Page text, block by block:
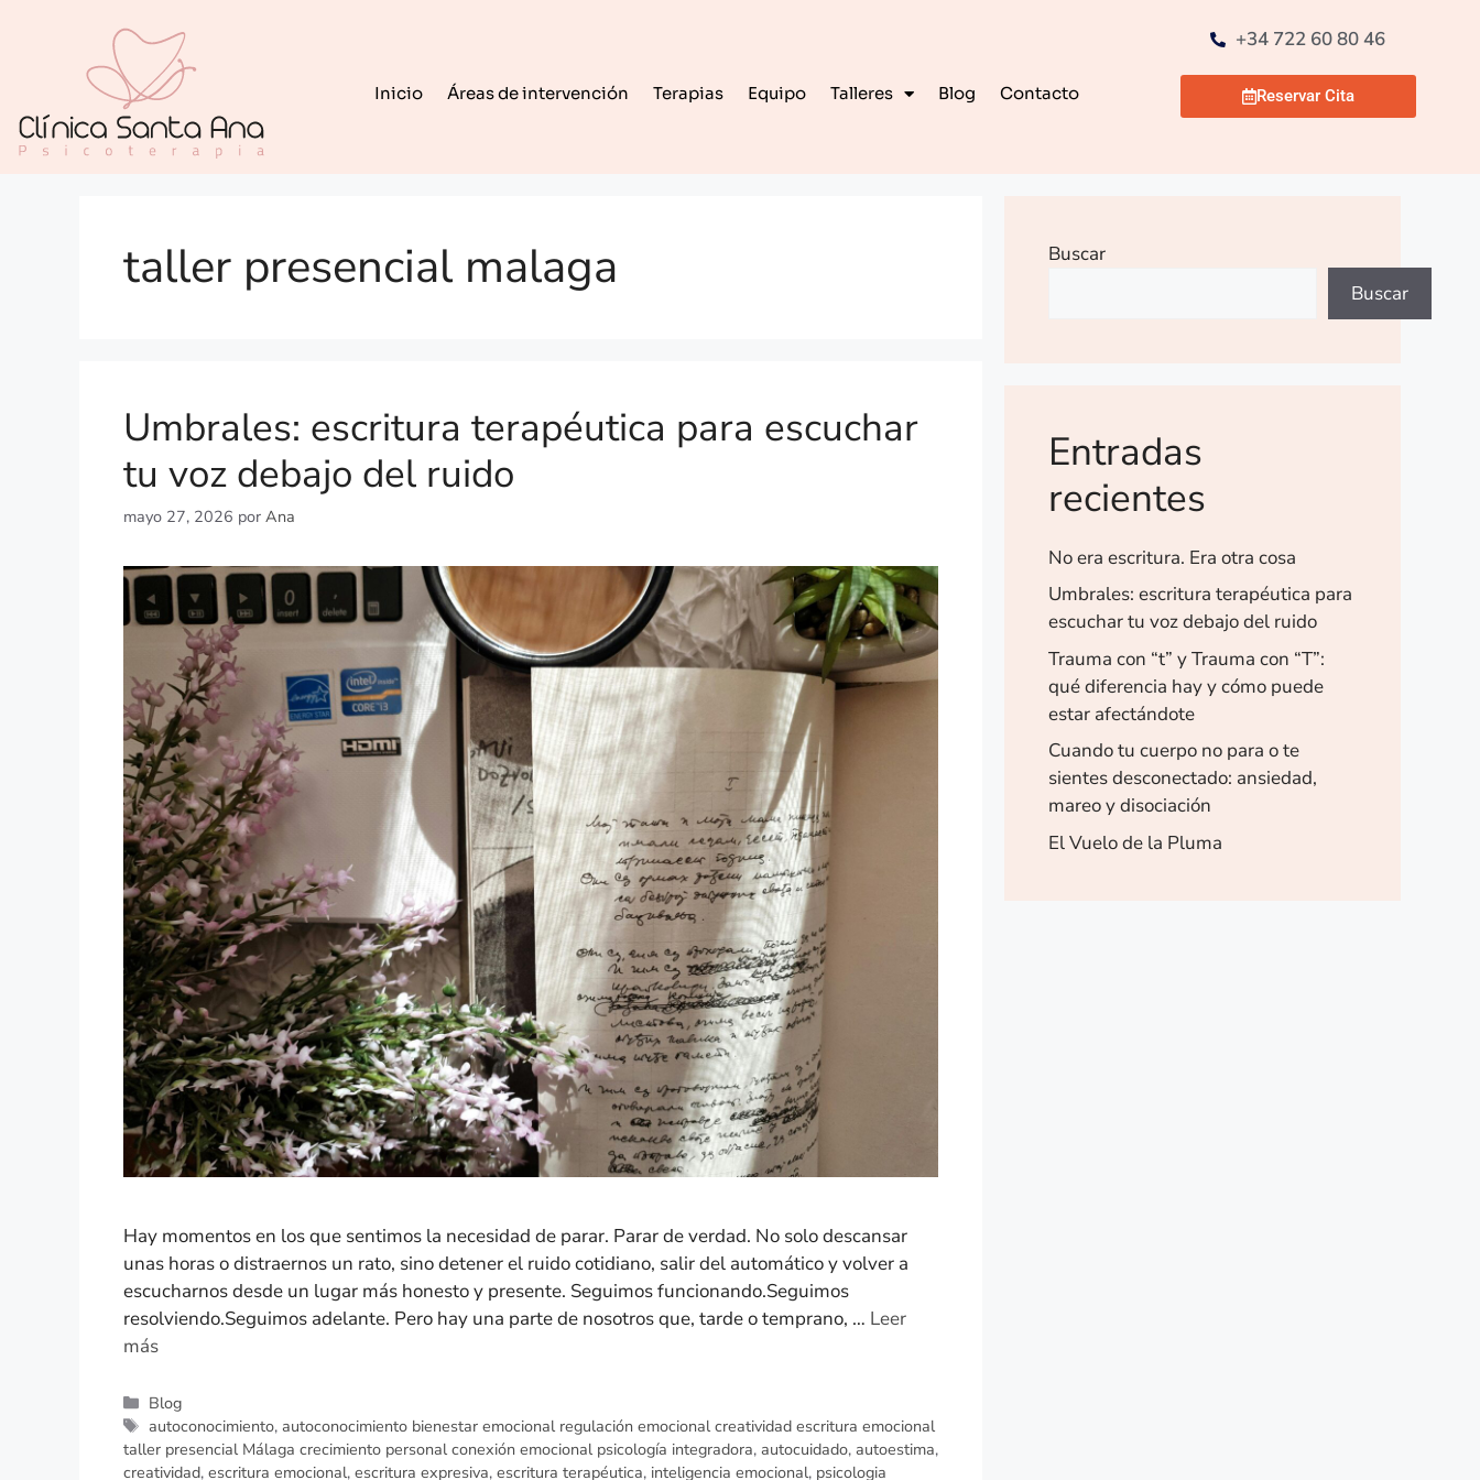
Inicio Áreas de intervención Terapias Equipo Talleres Blog Contacto
+34 722 60 80 46
Reservar Cita
taller presencial malaga
Umbrales: escritura terapéutica para escuchar
tu voz debajo del ruido
mayo 27, 2026 por Ana
Hay momentos en los que sentimos la necesidad de parar. Parar de verdad. No solo descansar
unas horas o distraernos un rato, sino detener el ruido cotidiano, salir del automático y volver a
escucharnos desde un lugar más honesto y presente. Seguimos funcionando.Seguimos
resolviendo.Seguimos adelante. Pero hay una parte de nosotros que, tarde o temprano, … Leer
más
Blog
autoconocimiento,autoconocimiento bienestar emocional regulación emocional creatividad escritura emocional
taller presencial Málaga crecimiento personal conexión emocional psicología integradora, autocuidado, autoestima,
creatividad, escritura emocional, escritura expresiva, escritura terapéutica, inteligencia emocional, psicologia
Buscar
Buscar
Entradas
recientes
No era escritura. Era otra cosa
Umbrales: escritura terapéutica para
escuchar tu voz debajo del ruido
Trauma con “t” y Trauma con “T”:
qué diferencia hay y cómo puede
estar afectándote
Cuando tu cuerpo no para o te
sientes desconectado: ansiedad,
mareo y disociación
El Vuelo de la Pluma